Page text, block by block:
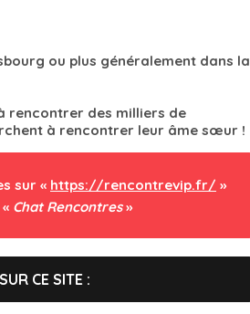
ou plus généralement dans la
rencontrer des milliers de
à rencontrer leur âme sœur !
sur « https://rencontrevip.fr/ »
Chat Rencontres»
CE SITE :